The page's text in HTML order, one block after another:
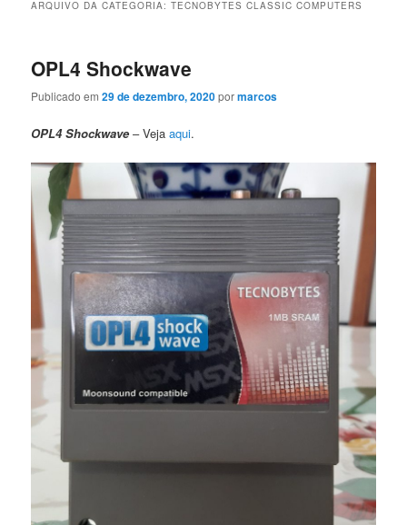
ARQUIVO DA CATEGORIA:TECNOBYTES CLASSIC COMPUTERS
OPL4 Shockwave
Publicado em29 de dezembro, 2020pormarcos
OPL4 Shockwave – Vejaaqui.